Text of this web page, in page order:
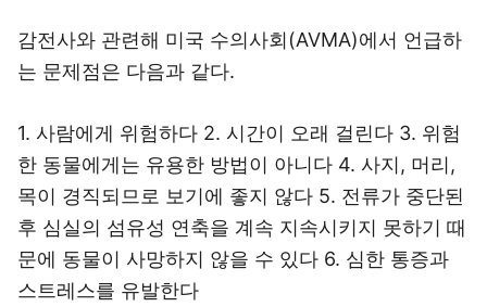
감전사와 관련해 미국 수의사회(AVMA)에서 언급하
는 문제점은 다음과 같다.
1. 사람에게 위험하다 2. 시간이 오래 걸린다 3. 위험
한 동물에게는 유용한 방법이 아니다 4. 사지, 머리,
목이 경직되므로 보기에 좋지 않다 5. 전류가 중단된
후 심실의 섬유성 연축을 계속 지속시키지 못하기 때
문에 동물이 사망하지 않을 수 있다 6. 심한 통증과
스트레스를 유발한다